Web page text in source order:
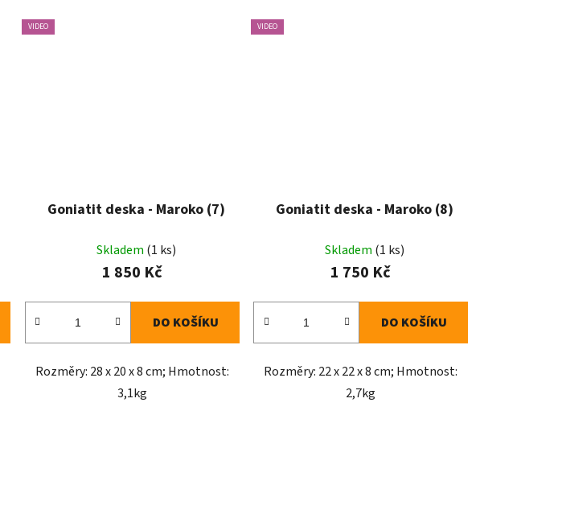
VIDEO
Goniatit deska - Maroko (7)
Skladem (1 ks)
1 850 Kč
DO KOŠÍKU
Rozměry: 28 x 20 x 8 cm; Hmotnost:
3,1kg
VIDEO
Goniatit deska - Maroko (8)
Skladem (1 ks)
1 750 Kč
DO KOŠÍKU
Rozměry: 22 x 22 x 8 cm; Hmotnost:
2,7kg